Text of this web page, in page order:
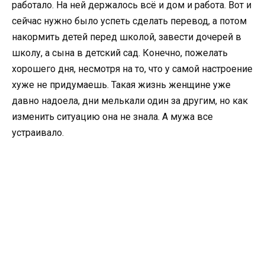
работало. На ней держалось всё и дом и работа. Вот и
сейчас нужно было успеть сделать перевод, а потом
накормить детей перед школой, завести дочерей в
школу, а сына в детский сад. Конечно, пожелать
хорошего дня, несмотря на то, что у самой настроение
хуже не придумаешь. Такая жизнь женщине уже
давно надоела, дни мелькали один за другим, но как
изменить ситуацию она не знала. А мужа все
устраивало.